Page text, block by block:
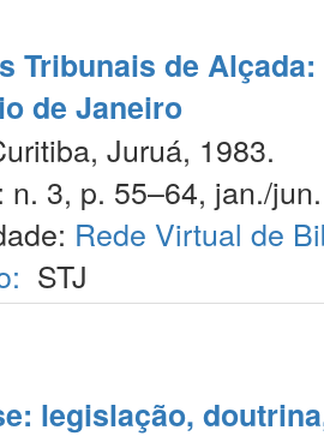
Tribunais de
de Janeiro
Juruá, 1983.
3, p. 55–64, jan./
Rede Virtual de
STJ
legislação,